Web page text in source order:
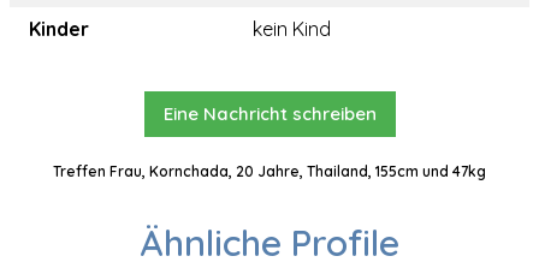
Kinder
kein Kind
Eine Nachricht schreiben
Treffen Frau, Kornchada, 20 Jahre, Thailand, 155cm und 47kg
Ähnliche Profile